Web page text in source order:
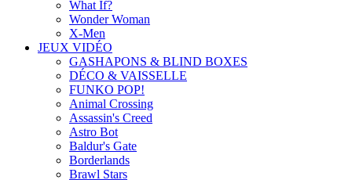
What If?
Wonder Woman
X-Men
JEUX VIDÉO
GASHAPONS & BLIND BOXES
DÉCO & VAISSELLE
FUNKO POP!
Animal Crossing
Assassin's Creed
Astro Bot
Baldur's Gate
Borderlands
Brawl Stars